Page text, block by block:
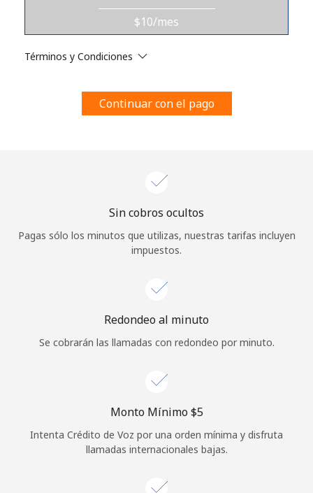
estosTérminos y condiciones.
Únete
¡Hola!
Inicia sesión oREGÍSTRATE →
¿Olvidaste tu contraseña? →
Continuar con
$10/mes
Términos y Condiciones
Continuar con el pago
Sin cobros ocultos
Pagas sólo los minutos que utilizas, nuestras tarifas incluyen
impuestos.
Redondeo al minuto
Se cobrarán las llamadas con redondeo por minuto.
Monto Mínimo ⁦$5⁩
Intenta Crédito de Voz por una orden mínima y disfruta
llamadas internacionales bajas.